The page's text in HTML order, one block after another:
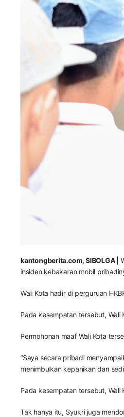
kantongberita.com, SIBOLGA |
insiden kebakaran mobil
Wali Kota hadir di perguruan
Pada kesempatan tersebut,
Permohonan maaf Wali Kota
“Saya secara pribadi
menimbulkan kepanikan dan
Pada kesempatan tersebut,
Tak hanya itu, Syukri juga